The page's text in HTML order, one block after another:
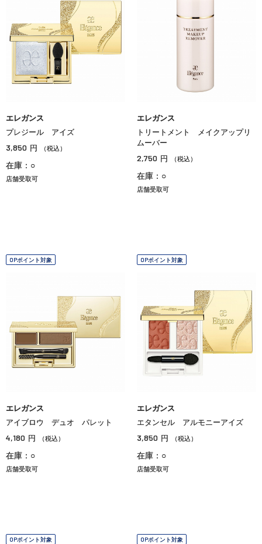
エレガンス
プレジール アイズ
3,850 円 （税込）
在庫：○
店舗受取可
エレガンス
トリートメント メイクアップリ
ムーバー
2,750 円 （税込）
在庫：○
店舗受取可
OPポイント対象
エレガンス
アイブロウ デュオ パレット
4,180 円 （税込）
在庫：○
店舗受取可
OPポイント対象
エレガンス
エタンセル アルモニーアイズ
3,850 円 （税込）
在庫：○
店舗受取可
OPポイント対象 OPポイント対象